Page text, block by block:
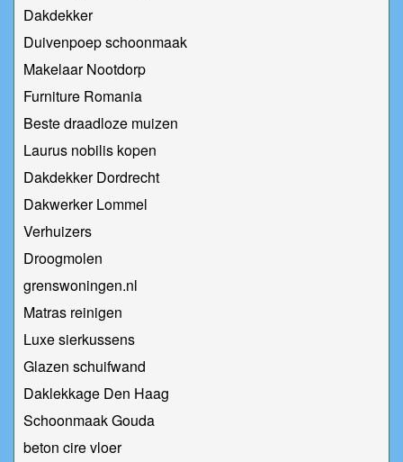
Dakdekker
Duivenpoep schoonmaak
Makelaar Nootdorp
Furniture Romania
Beste draadloze muizen
Laurus nobilis kopen
Dakdekker Dordrecht
Dakwerker Lommel
Verhuizers
Droogmolen
grenswoningen.nl
Matras reinigen
Luxe sierkussens
Glazen schuifwand
Daklekkage Den Haag
Schoonmaak Gouda
beton cire vloer